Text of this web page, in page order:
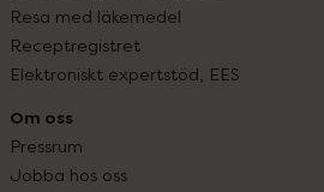
Resa med läkemedel
Receptregistret
Elektroniskt expertstöd, EES
Om oss
Pressrum
Jobba hos oss